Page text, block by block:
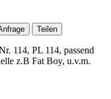
Teilen
114, PL 114, passend
z.B Fat Boy, u.v.m.